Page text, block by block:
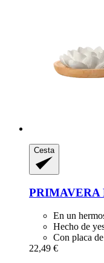
Cesta
PRIMAVERA
En un
Hecho de
Con placa
22,49 €